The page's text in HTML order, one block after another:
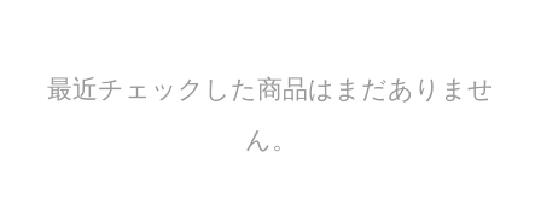
最近チェックした商品はまだありませ
ん。